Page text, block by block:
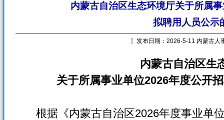
内蒙古自治区生态环境厅关于所属
拟聘用人员公示
〖发布日期：2026-5-11 内蒙古人
内蒙古自治区生
关于所属事业单位2026年度公开
根据《内蒙古自治区2026年度事业单